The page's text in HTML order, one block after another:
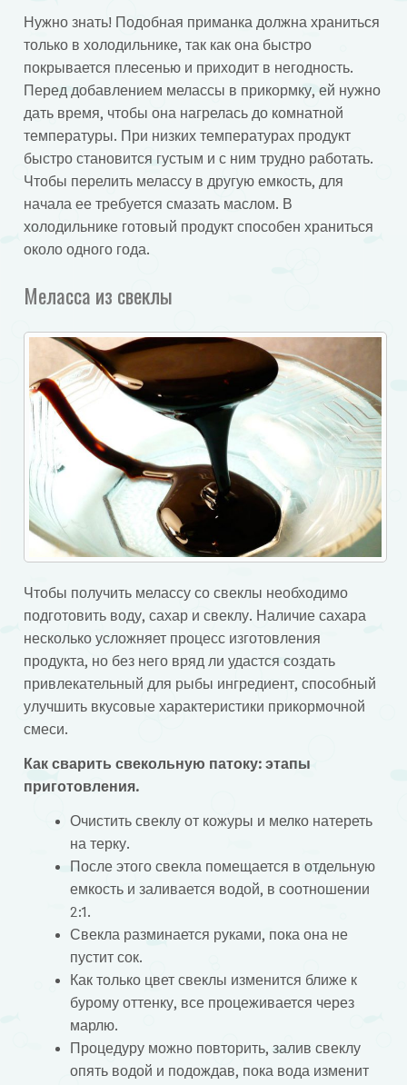
Нужно знать! Подобная приманка должна храниться
только в холодильнике, так как она быстро
покрывается плесенью и приходит в негодность.
Перед добавлением мелассы в прикормку, ей нужно
дать время, чтобы она нагрелась до комнатной
температуры. При низких температурах продукт
быстро становится густым и с ним трудно работать.
Чтобы перелить мелассу в другую емкость, для
начала ее требуется смазать маслом. В
холодильнике готовый продукт способен храниться
около одного года.
Меласса из свеклы
Чтобы получить мелассу со свеклы необходимо
подготовить воду, сахар и свеклу. Наличие сахара
несколько усложняет процесс изготовления
продукта, но без него вряд ли удастся создать
привлекательный для рыбы ингредиент, способный
улучшить вкусовые характеристики прикормочной
смеси.
Как сварить свекольную патоку: этапы
приготовления.
Очистить свеклу от кожуры и мелко натереть
на терку.
После этого свекла помещается в отдельную
емкость и заливается водой, в соотношении
2:1.
Свекла разминается руками, пока она не
пустит сок.
Как только цвет свеклы изменится ближе к
бурому оттенку, все процеживается через
марлю.
Процедуру можно повторить, залив свеклу
опять водой и подождав, пока вода изменит